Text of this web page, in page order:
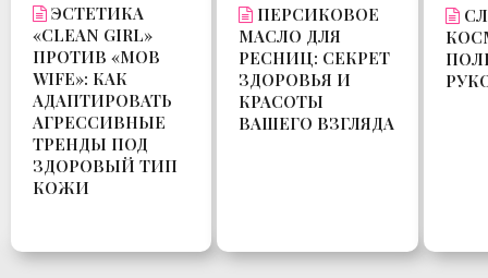
ЭСТЕТИКА
«CLEAN GIRL»
ПРОТИВ «MOB
WIFE»: КАК
АДАПТИРОВАТЬ
АГРЕССИВНЫЕ
ТРЕНДЫ ПОД
ЗДОРОВЫЙ ТИП
КОЖИ
ПЕРСИКОВОЕ
МАСЛО ДЛЯ
РЕСНИЦ: СЕКРЕТ
ЗДОРОВЬЯ И
КРАСОТЫ
ВАШЕГО ВЗГЛЯДА